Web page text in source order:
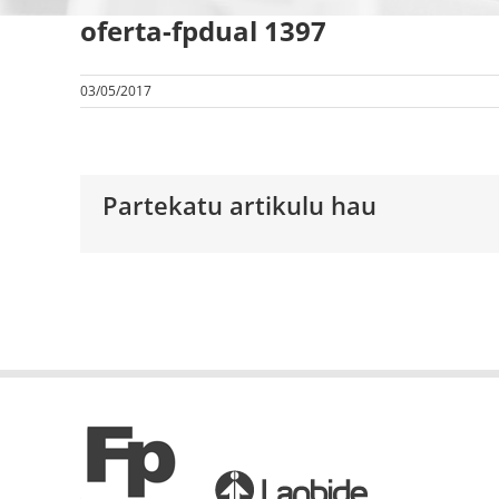
oferta-fpdual 1397
03/05/2017
Partekatu artikulu hau